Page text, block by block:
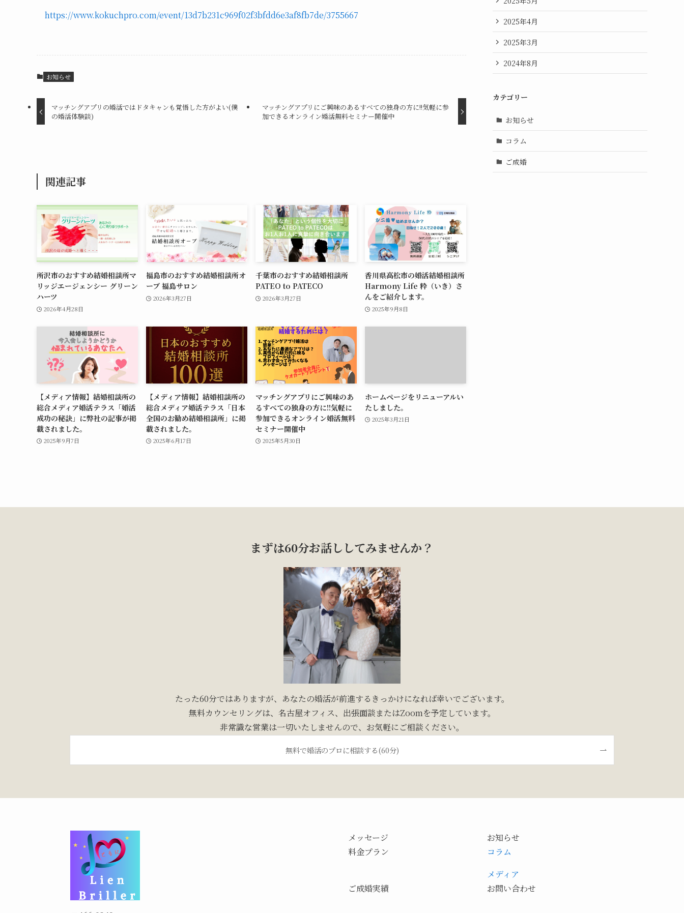
https://www.kokuchpro.com/event/13d7b231c969f02f3bfdd6e3af8fb7de/3755667
お知らせ
マッチングアプリの婚活ではドタキャンも覚悟した方がよい(僕
の婚活体験談)
マッチングアプリにご興味のあるすべての独身の方に!!気軽に参
加できるオンライン婚活無料セミナー開催中
関連記事
所沢市のおすすめ結婚相談所マ
リッジエージェンシー グリーン
ハーツ
2026年4月28日
福島市のおすすめ結婚相談所オ
ーブ 福島サロン
2026年3月27日
千葉市のおすすめ結婚相談所
PATEO to PATECO
2026年3月27日
香川県高松市の婚活結婚相談所
Harmony Life 粋（いき）さ
んをご紹介します。
2025年9月8日
【メディア情報】結婚相談所の
総合メディア婚活テラス「婚活
成功の秘訣」に弊社の記事が掲
載されました。
2025年9月7日
【メディア情報】結婚相談所の
総合メディア婚活テラス「日本
全国のお勧め結婚相談所」に掲
載されました。
2025年6月17日
マッチングアプリにご興味のあ
るすべての独身の方に!!気軽に
参加できるオンライン婚活無料
セミナー開催中
2025年5月30日
ホームページをリニューアルい
たしました。
2025年3月21日
2025年4月
2025年3月
2024年8月
カテゴリー
お知らせ
コラム
ご成婚
まずは60分お話ししてみませんか？
たった60分ではありますが、あなたの婚活が前進するきっかけになれば幸いでございます。
無料カウンセリングは、名古屋オフィス、出張面談またはZoomを予定しています。
非常識な営業は一切いたしませんので、お気軽にご相談ください。
無料で婚活のプロに相談する(60分)
メッセージ
お知らせ
料金プラン
コラム
メディア
ご成婚実績
お問い合わせ